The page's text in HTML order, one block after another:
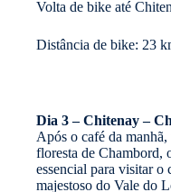
Volta de bike até
Distância de bike: 23
Dia 3 – Chitenay –
Após o café da
floresta de Chambord,
essencial para visitar o
majestoso do Vale do